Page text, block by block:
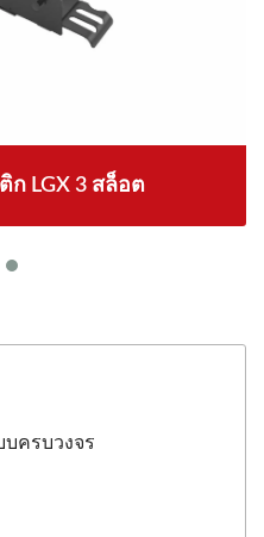
ก LGX 3 สล็อต
บครบวงจร